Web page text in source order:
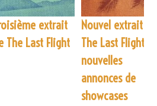
extrait
The Last Flight
Nouvel extrait de
The Last Flight et
nouvelles
annonces de
showcases